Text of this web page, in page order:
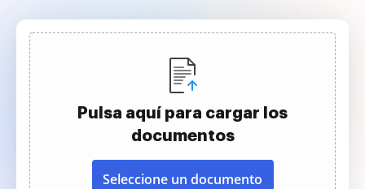
Pulsa aquí para cargar los
documentos
Seleccione un documento